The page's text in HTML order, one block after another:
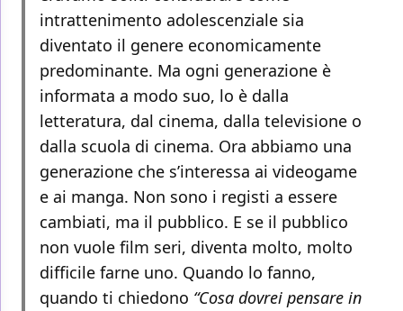
intrattenimento adolescenziale sia
diventato il genere economicamente
predominante. Ma ogni generazione è
informata a modo suo, lo è dalla
letteratura, dal cinema, dalla televisione o
dalla scuola di cinema. Ora abbiamo una
generazione che s’interessa ai videogame
e ai manga. Non sono i registi a essere
cambiati, ma il pubblico. E se il pubblico
non vuole film seri, diventa molto, molto
difficile farne uno. Quando lo fanno,
quando ti chiedono “Cosa dovrei pensare in